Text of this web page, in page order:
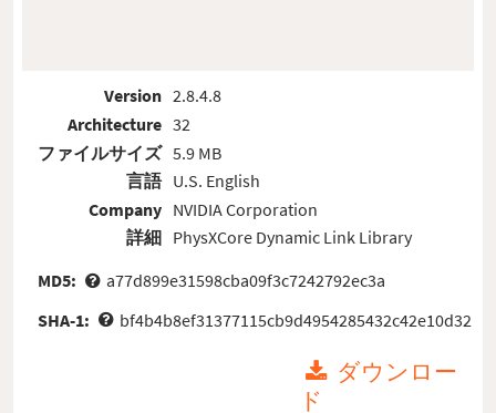
Version
Architecture
ファイルサイズ
言語
Company
詳細
2.8.4.8
32
5.9 MB
U.S. English
NVIDIA Corporation
PhysXCore Dynamic Link Library
MD5:
a77d899e31598cba09f3c7242792ec3a
SHA-1:
bf4b4b8ef31377115cb9d4954285432c42e10d32
ダウンロー
ド